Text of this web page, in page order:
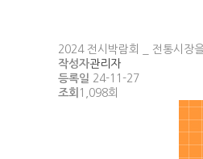
2024 전시박람회 _ 전통시장
작성자관리자
등록일 24-11-27
조회 1,098회